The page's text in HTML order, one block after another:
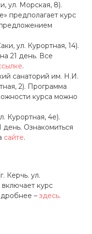
ул. Морская, 8).
предполагает курс
ул. Курортная, 14).
21 день. Все
.
санаторий им. Н.И.
2). Программа
курса можно
Курортная, 4е).
день. Ознакомиться
сайте.
Керчь. ул.
курс
– здесь.